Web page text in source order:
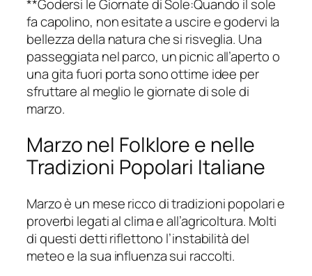
**Godersi le Giornate di Sole:Quando il sole
fa capolino, non esitate a uscire e godervi la
bellezza della natura che si risveglia. Una
passeggiata nel parco, un picnic all’aperto o
una gita fuori porta sono ottime idee per
sfruttare al meglio le giornate di sole di
marzo.
Marzo nel Folklore e nelle
Tradizioni Popolari Italiane
Marzo è un mese ricco di tradizioni popolari e
proverbi legati al clima e all’agricoltura. Molti
di questi detti riflettono l’instabilità del
meteo e la sua influenza sui raccolti.